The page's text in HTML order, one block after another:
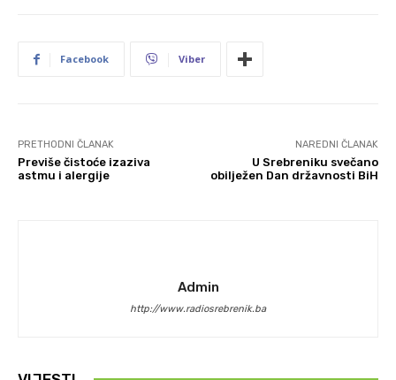
Facebook Viber
PRETHODNI ČLANAK
Previše čistoće izaziva
astmu i alergije
NAREDNI ČLANAK
U Srebreniku svečano
obilježen Dan državnosti BiH
Admin
http://www.radiosrebrenik.ba